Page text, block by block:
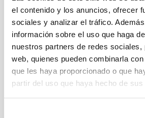
el contenido y los anuncios, ofrecer
sociales y analizar el tráfico.
información sobre el uso que haga
nuestros partners de redes sociales,
web, quienes pueden combinarla
que les haya proporcionado o que
partir del uso que haya hecho de
orbitando
su estrella,
Próxima
Centauri.
Crédito:
Gabriel
Pérez